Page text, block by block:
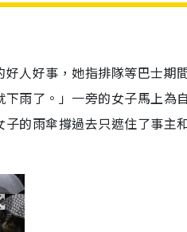
人好事，她指排隊等巴士期
雨了。」一旁的女子馬上為
的雨傘撐過去只遮住了事主